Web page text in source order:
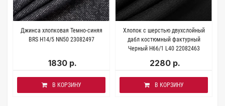
Джинса хлопковая Темно-синяя
BRS H14/5 NN50 23082497
1830 р.
В КОРЗИНУ
Хлопок с шерстью двухслойный
дабл костюмный фактурный
Черный H66/1 L40 22082463
2280 р.
В КОРЗИНУ